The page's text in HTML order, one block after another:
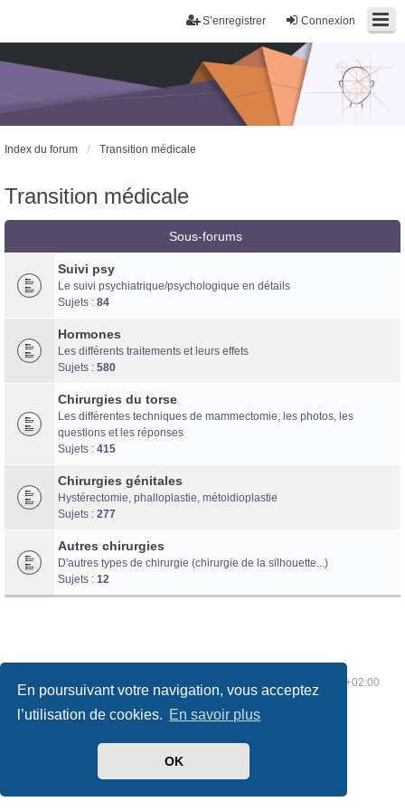
En poursuivant votre navigation, vous acceptez
l’utilisation de cookies. En savoir plus
OK
Connexion
S’enregistrer
Index du forum Transition médicale
Transition médicale
Sous-forums
Suivi psy
Le suivi psychiatrique/psychologique en détails
Sujets : 84
Hormones
Les différents traitements et leurs effets
Sujets : 580
Chirurgies du torse
Les différentes techniques de mammectomie, les photos, les
questions et les réponses
Sujets : 415
Chirurgies génitales
Hystérectomie, phalloplastie, métoidioplastie
Sujets : 277
Autres chirurgies
D'autres types de chirurgie (chirurgie de la silhouette...)
Sujets : 12
Index du forum Supprimer les cookies Heures au format UTC+02:00